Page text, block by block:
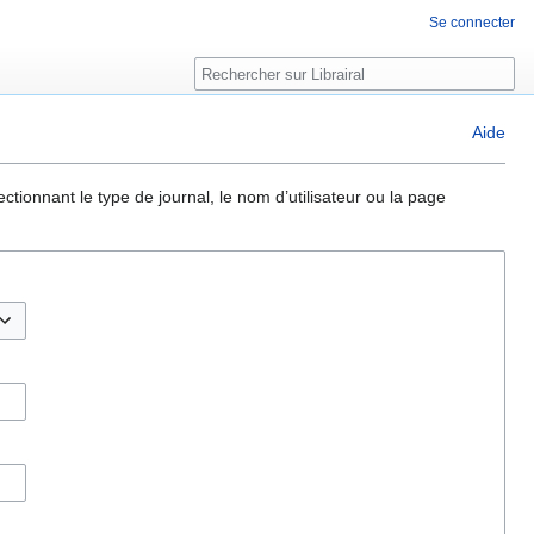
Aide
le type de journal, le nom d’utilisateur ou la page
Se connecter
Rechercher